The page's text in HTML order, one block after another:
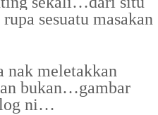
sesuatu masakan
nak meletakkan
bukan…gambar
ni…